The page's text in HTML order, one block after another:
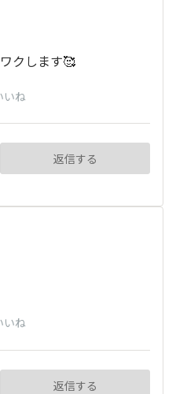
クします🥰
いね
返信する
いね
返信する